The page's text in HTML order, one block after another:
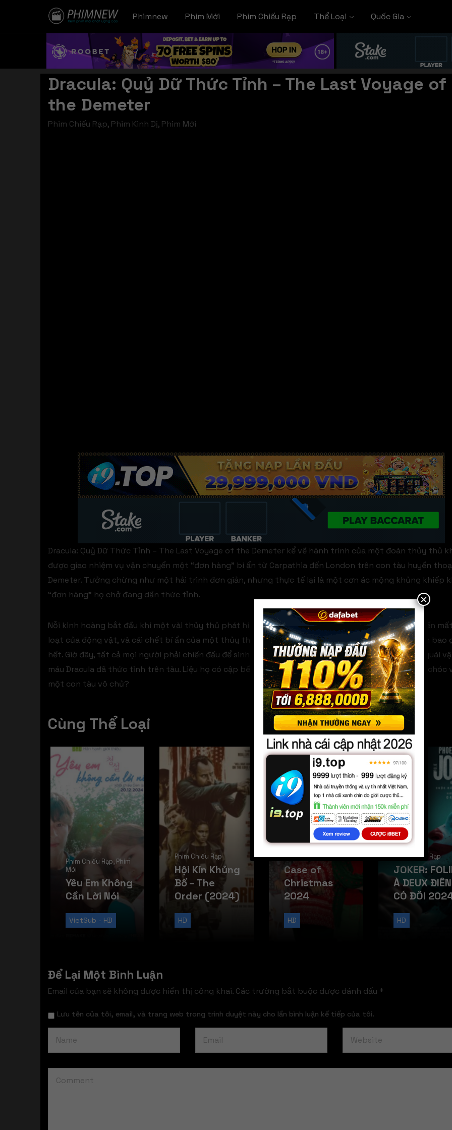
Phimnew Phim Mới Phim Chiếu Rạp Thể Loại Quốc Gia
Dracula: Quỷ Dữ Thức Tỉnh – The Last Voyage of
the Demeter
Phim Chiếu Rạp, Phim Kinh Dị, Phim Mới
Dracula: Quỷ Dữ Thức Tỉnh – The Last Voyage of the Demeter kể về hành trình của một đoàn thủy thủ
được giao nhiệm vụ vận chuyển một “đơn hàng” bí ẩn từ Carpathia đến London trên con tàu huyền
Demeter. Tưởng chừng như một hải trình đơn giản, nhưng thực tế lại là một cơn ác mộng khủng khiếp
“đơn hàng” họ chở đang dần thức tỉnh.
Nỗi kinh hoàng bắt đầu khi một vài thủy thủ phát hiện những dấu hiệu bất thường trên tàu: sự biến
loạt của động vật, và cái chết bí ẩn của một thủy thủ khiến chuyến hành trình trở nên ám ảnh hơn bao
hết. Giờ đây, tất cả mọi người phải chiến đấu để sinh tồn, sử dụng mọi giác quan để chống lại con quái
máu Dracula đã thức tỉnh trên tàu. Liệu họ có cập bến thành công hay sẽ phải đối mặt với sự chết chóc
một con tàu vô chủ?
Cùng Thể Loại
Phim Chiếu Rạp, Phim
Mới
Yêu Em Không
Cần Lời Nói
VietSub - HD
Phim Chiếu Rạp
Hội Kín Khủng
Bố – The
Order (2024)
HD
Phim Chiếu Rạp
A Sudden
Case of
Christmas
2024
HD
Phim Chiếu Rạp
JOKER:
À DEUX ĐIÊN
CÓ ĐÔI
HD
Để Lại Một Bình Luận
Email của bạn sẽ không được hiển thị công khai. Các trường bắt buộc được đánh dấu *
Lưu tên của tôi, email, và trang web trong trình duyệt này cho lần bình luận kế tiếp của tôi.
×